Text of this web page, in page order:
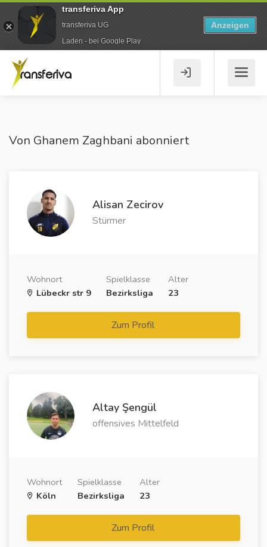
Von Ghanem Zaghbani abonniert
Alisan Zecirov
Stürmer
Wohnort
Lübeckr str 9
Spielklasse
Bezirksliga
Alter
23
Zum Profil
Altay Şengül
offensives Mittelfeld
Wohnort
Köln
Spielklasse
Bezirksliga
Alter
23
Zum Profil
transferiva App
transferiva UG
Laden - bei Google Play
Anzeigen